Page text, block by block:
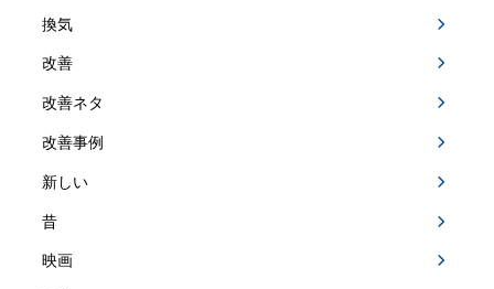
換気
改善
改善ネタ
改善事例
新しい
昔
映画